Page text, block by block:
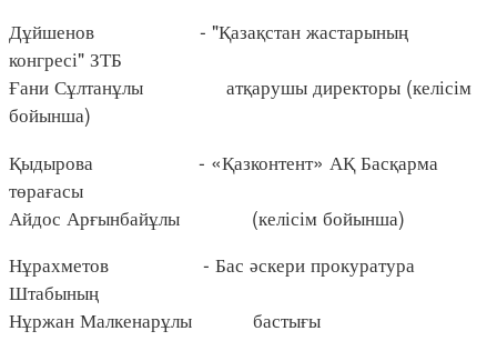
Дұйшенов - "Қазақстан жастарының
конгресі" ЗТБ
Ғани Сұлтанұлы атқарушы директоры (келісім
бойынша)
Қыдырова - «Қазконтент» АҚ Басқарма
төрағасы
Айдос Арғынбайұлы (келісім бойынша)
Нұрахметов - Бас әскери прокуратура
Штабының
Нұржан Малкенарұлы бастығы